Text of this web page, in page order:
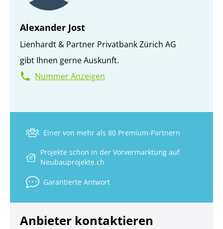
Alexander Jost
Lienhardt & Partner Privatbank Zürich AG
gibt Ihnen gerne Auskunft.
Nummer Anzeigen
Einer von mehr als 80 Premium-Partnern
Projekte schon in der Vorvermarktung auf
Neubauprojekte.ch
Garantierte Antwort
Anbieter kontaktieren